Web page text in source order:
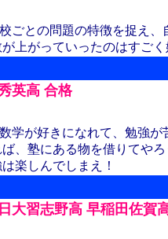
ごとの問題の特徴を捉え、
上がっていったのはすご
英高 合格
学が好きになれて、勉強
、塾にある物を借りてや
楽しんでしまえ！
大習志野高 早稲田佐賀